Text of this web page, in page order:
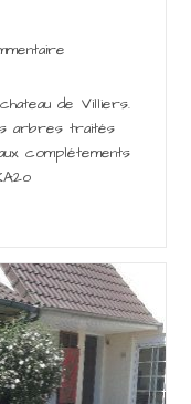
:
de Villiers.
arbres traités
complétements